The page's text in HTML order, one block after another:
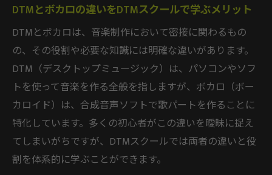
DTMとボカロの違いをDTMスクールで学ぶメリット
DTMとボカロは、音楽制作において密接に関わるもの
の、その役割や必要な知識には明確な違いがあります。
DTM（デスクトップミュージック）は、パソコンやソフ
トを使って音楽を作る全般を指しますが、ボカロ（ボー
カロイド）は、合成音声ソフトで歌パートを作ることに
特化しています。多くの初心者がこの違いを曖昧に捉え
てしまいがちですが、DTMスクールでは両者の違いと役
割を体系的に学ぶことができます。